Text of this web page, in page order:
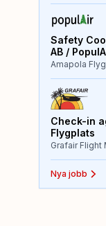
Safety
AB /
Amapola
Check-in
Flygplats
Grafair Flight
Nya jobb